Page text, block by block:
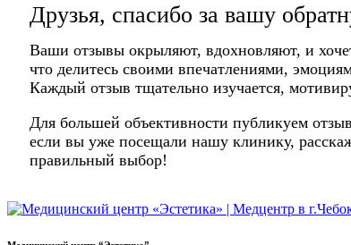
Друзья, спасибо за вашу
Ваши отзывы окрыляют, вдохновляют, и
что делитесь своими впечатлениями,
Каждый отзыв тщательно изучается,
Для большей объективности публикуем
если вы уже посещали нашу клинику,
правильный выбор!